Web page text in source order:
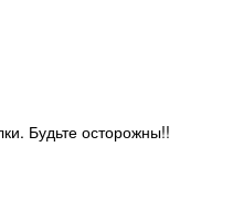
Будьте осторожны!!